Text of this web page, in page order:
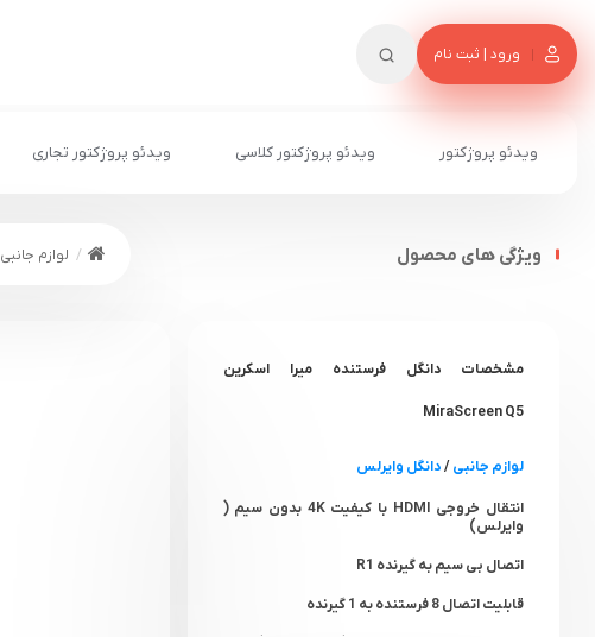
ورود | ثبت نام
ویدئو پروژکتور ویدئو پروژکتور کلاسی ویدئو پروژکتور تجاری
لوازم جانبی ویژگی های محصول
مشخصات دانگل فرستنده میرا اسکرین
MiraScreen Q5
لوازم جانبی/دانگل وایرلس
انتقال خروجی HDMI با کیفیت 4K بدون سیم (
وایرلس)
اتصال بی سیم به گیرنده R1
قابلیت اتصال 8 فرستنده به 1 گیرنده